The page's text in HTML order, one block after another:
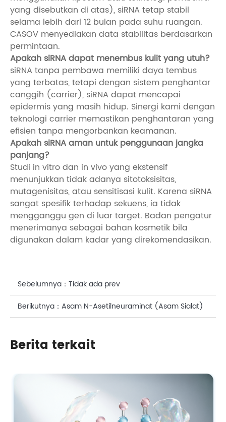
yang disebutkan di atas), siRNA tetap stabil
selama lebih dari 12 bulan pada suhu ruangan.
CASOV menyediakan data stabilitas berdasarkan
permintaan.
Apakah siRNA dapat menembus kulit yang utuh?
siRNA tanpa pembawa memiliki daya tembus
yang terbatas, tetapi dengan sistem penghantar
canggih (carrier), siRNA dapat mencapai
epidermis yang masih hidup. Sinergi kami dengan
teknologi carrier memastikan penghantaran yang
efisien tanpa mengorbankan keamanan.
Apakah siRNA aman untuk penggunaan jangka
panjang?
Studi in vitro dan in vivo yang ekstensif
menunjukkan tidak adanya sitotoksisitas,
mutagenisitas, atau sensitisasi kulit. Karena siRNA
sangat spesifik terhadap sekuens, ia tidak
mengganggu gen di luar target. Badan pengatur
menerimanya sebagai bahan kosmetik bila
digunakan dalam kadar yang direkomendasikan.
Sebelumnya： Tidak ada prev
Berikutnya： Asam N-Asetilneuraminat (Asam Sialat)
Anti-Penuaan dan Antioksidan yang Tepat Sasaran
Berita terkait